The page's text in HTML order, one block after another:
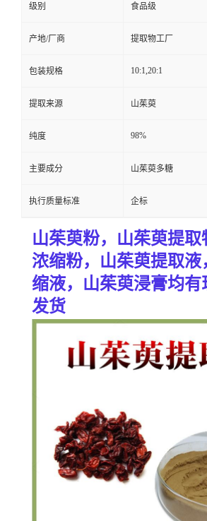
级别 食品级
产地/厂商 提取物工厂
包装规格 10:1,20:1
提取来源 山茱萸
纯度 98%
主要成分 山茱萸多糖
执行质量标准 企标
山茱萸粉， 山茱萸提取
浓缩粉， 山茱萸提取液
缩液， 山茱萸浸膏均有
发货